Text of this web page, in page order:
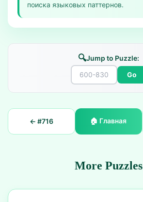
поиска языковых паттернов.
🔍Jump to Puzzle:
Go
← #716 🏠 Главная
More Puzzles